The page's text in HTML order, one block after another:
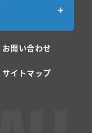
お問い合わせ
サイトマップ